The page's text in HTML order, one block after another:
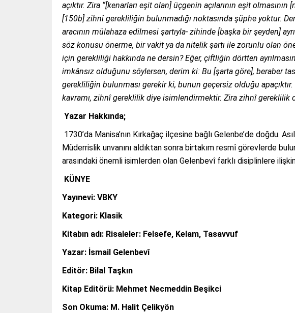
açıktır. Zira “[kenarları eşit olan] üçgenin açılarının eşit
[150b] zihnî gerekliliğin bulunmadığı noktasında şüphe yoktur.
aracının mülahaza edilmesi şartıyla- zihinde [başka bir şeyden]
söz konusu önerme, bir vakit ya da nitelik şartı ile zorunlu olan
için gerekliliği hakkında ne dersin? Eğer, çiftliğin dörtten
imkânsız olduğunu söylersen, derim ki: Bu [şarta göre], beraber
gerekliliğin bulunması gerekir ki, bunun geçersiz olduğu
kavramı, zihnî gereklilik diye isimlendirmektir. Zira zihnî gereklilik
Yazar Hakkında;
1730’da Manisa’nın Kırkağaç ilçesine bağlı Gelenbe’de doğdu.
Müderrislik unvanını aldıktan sonra birtakım resmî görevlerde
arasındaki önemli isimlerden olan Gelenbevî farklı disiplinlere
KÜNYE
Yayınevi: VBKY
Kategori: Klasik
Kitabın adı: Risaleler: Felsefe, Kelam, Tasavvuf
Yazar: İsmail Gelenbevî
Editör: Bilal Taşkın
Kitap Editörü: Mehmet Necmeddin Beşikci
Son Okuma: M. Halit Çelikyön